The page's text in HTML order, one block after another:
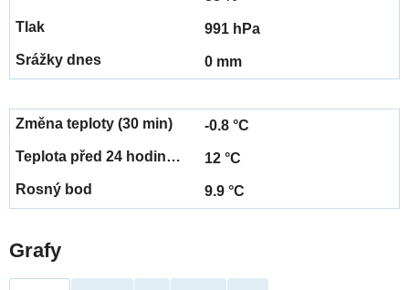
991 hPa
0 mm
-0.8 °C
12 °C
9.9 °C
Grafy